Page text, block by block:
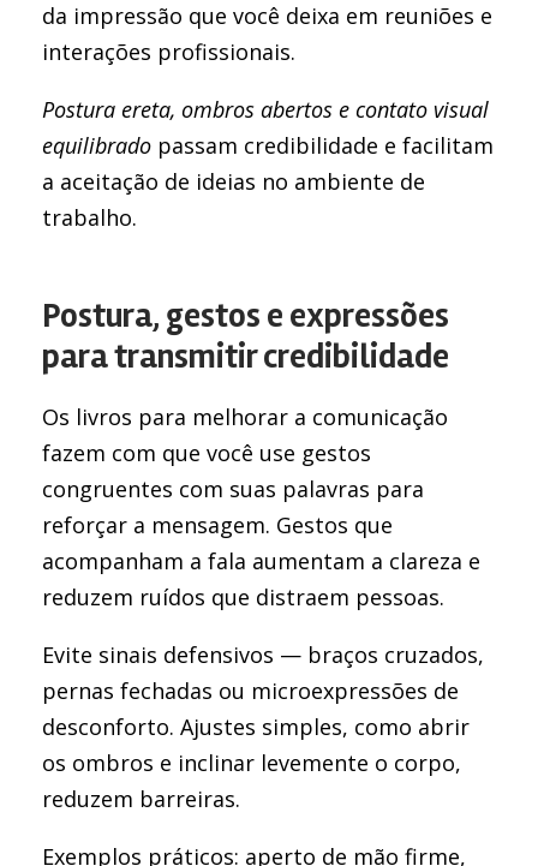
da impressão que você deixa em reuniões e
interações profissionais.
Postura ereta, ombros abertos e contato visual
equilibrado passam credibilidade e facilitam
a aceitação de ideias no ambiente de
trabalho.
Postura, gestos e expressões
para transmitir credibilidade
Os livros para melhorar a comunicação
fazem com que você use gestos
congruentes com suas palavras para
reforçar a mensagem. Gestos que
acompanham a fala aumentam a clareza e
reduzem ruídos que distraem pessoas.
Evite sinais defensivos — braços cruzados,
pernas fechadas ou microexpressões de
desconforto. Ajustes simples, como abrir
os ombros e inclinar levemente o corpo,
reduzem barreiras.
Exemplos práticos: aperto de mão firme,